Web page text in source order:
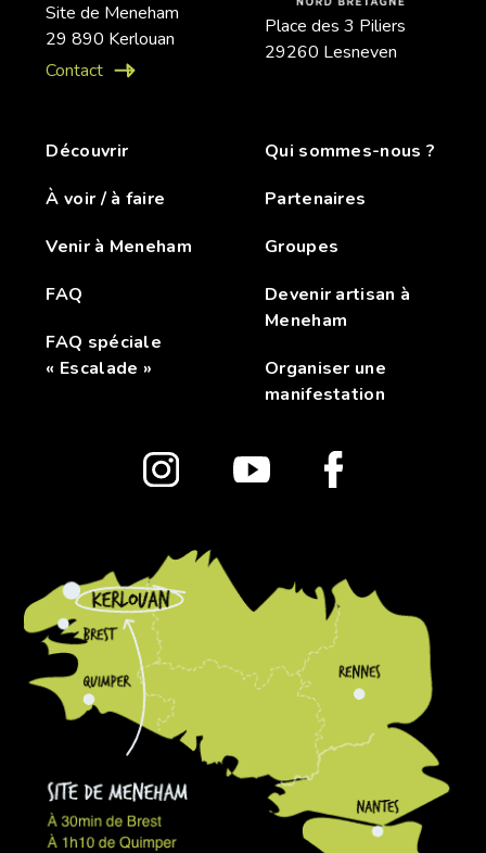
Site de Meneham
29 890 Kerlouan
Contact
Place des 3 Piliers
29260 Lesneven
Découvrir
À voir / à faire
Venir à Meneham
FAQ
FAQ spéciale
« Escalade »
Qui sommes-nous ?
Partenaires
Groupes
Devenir artisan à
Meneham
Organiser une
manifestation